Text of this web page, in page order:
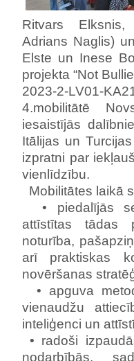
Ritvars
Adrians Naglis)
Elste un Inese
projekta “Not
2023-2-LV01-
4.mobilitātē
iesaistījās
Itālijas un
izpratni par
vienlīdzību.
Mobilitātes laikā
• piedalījās
attīstītas tādas
noturība,
arī praktiskas
novēršanas
• apguva
vienaudžu
inteliģenci un
• radoši
nodarbībās,